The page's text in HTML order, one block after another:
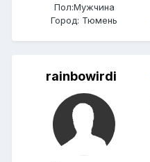
Пол:Мужчина
Город: Тюмень
rainbowirdi